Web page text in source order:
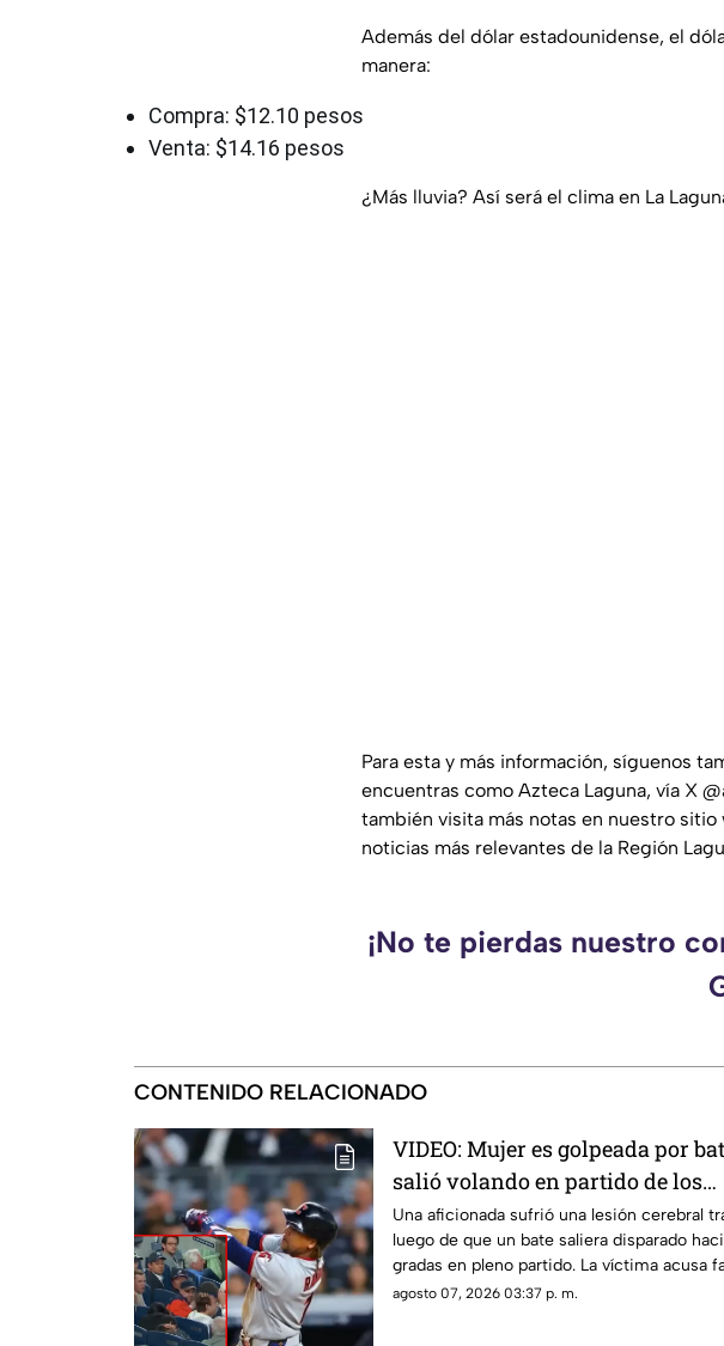
Además del dólar estadounidense, el
manera:
Compra: $12.10 pesos
Venta: $14.16 pesos
¿Más lluvia? Así será el clima en La
Para esta y más información, síguenos
encuentras como Azteca Laguna, vía X
también visita más notas en nuestro
noticias más relevantes de la Región
¡No te pierdas nuestro
CONTENIDO RELACIONADO
VIDEO: Mujer es golpeada por
salió volando en partido de los
Yankees; los demandó por 10
de dólares
Una aficionada sufrió una lesión cerebral
luego de que un bate saliera disparado
gradas en pleno partido. La víctima acusa
red de protección del Yankee Stadium.
agosto 07, 2026 03:37 p. m.